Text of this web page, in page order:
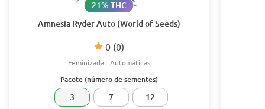
Amnesia Ryder Auto (World of Seeds)
0 (0)
21% THC
Feminizada Automáticas
Pacote (número de sementes)
3 7 12